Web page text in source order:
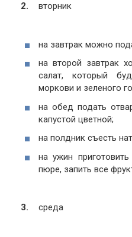
вторник
на завтрак можно
на второй завтрак
салат, который
моркови и зеленого
на обед подать
капустой цветной;
на полдник съесть
на ужин
пюре, запить все
среда